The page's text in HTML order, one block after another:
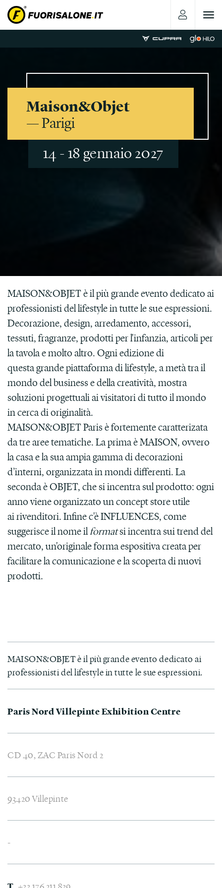
Toggle
Maison&Objet
— Parigi
14 - 18 gennaio 2027
MAISON&OBJET è il più grande evento dedicato ai
professionisti del lifestylein tutte le sue espressioni.
Decorazione, design, arredamento, accessori,
tessuti, fragranze, prodotti per l'infanzia, articoli per
la tavola e molto altro. Ogni edizione di
questa grande piattaforma di lifestyle, a metà tra il
mondo del business e della creatività, mostra
soluzioni progettuali ai visitatori di tutto il mondo
in cerca di originalità.
MAISON&OBJET Paris è fortemente caratterizata
da tre aree tematiche. La prima è MAISON, ovvero
la casa e la sua ampia gamma di decorazioni
d’interni, organizzata in mondi differenti. La
seconda è OBJET, che si incentra sul prodotto: ogni
anno viene organizzato un concept store utile
ai rivenditori. Infine c'è INFLUENCES, come
suggerisce il nome ilformatsi incentra sui trend del
mercato, un'originale forma espositiva creata per
facilitare la comunicazione e la scoperta di nuovi
prodotti.
MAISON&OBJET è il più grande evento dedicato ai
professionisti del lifestylein tutte le sue espressioni.
Paris Nord Villepinte Exhibition Centre
CD 40, ZAC Paris Nord 2
93420 Villepinte
-